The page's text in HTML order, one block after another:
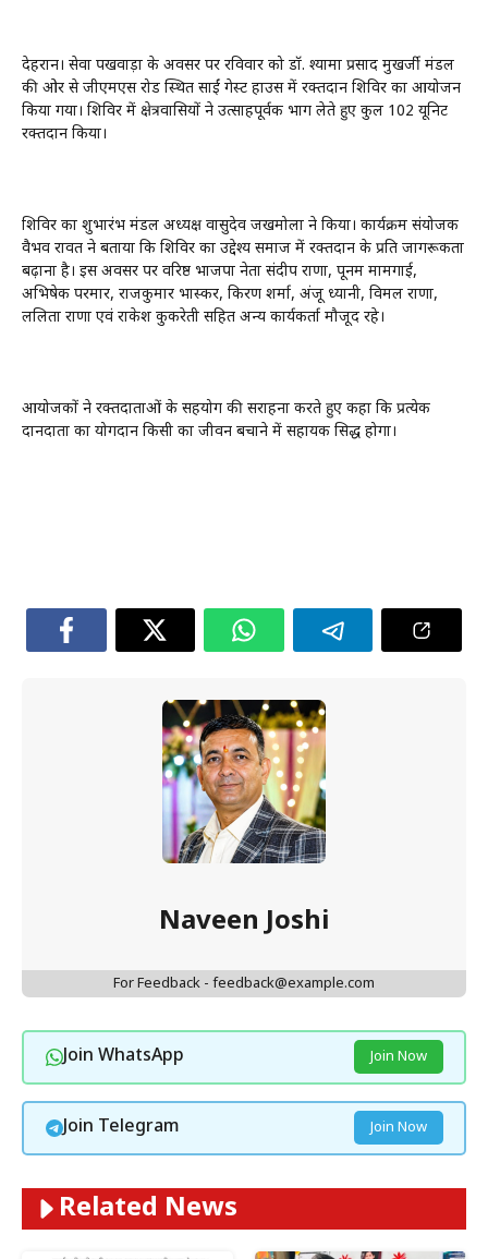
देहरादून। सेवा पखवाड़ा के अवसर पर रविवार को डॉ. श्यामा प्रसाद मुखर्जी मंडल
की ओर से जीएमएस रोड स्थित साईं गेस्ट हाउस में रक्तदान शिविर का आयोजन
किया गया। शिविर में क्षेत्रवासियों ने उत्साहपूर्वक भाग लेते हुए कुल 102 यूनिट
रक्तदान किया।
शिविर का शुभारंभ मंडल अध्यक्ष वासुदेव जखमोला ने किया। कार्यक्रम संयोजक
वैभव रावत ने बताया कि शिविर का उद्देश्य समाज में रक्तदान के प्रति जागरूकता
बढ़ाना है। इस अवसर पर वरिष्ठ भाजपा नेता संदीप राणा, पूनम मामगाई,
अभिषेक परमार, राजकुमार भास्कर, किरण शर्मा, अंजू ध्यानी, विमल राणा,
ललिता राणा एवं राकेश कुकरेती सहित अन्य कार्यकर्ता मौजूद रहे।
आयोजकों ने रक्तदाताओं के सहयोग की सराहना करते हुए कहा कि प्रत्येक
दानदाता का योगदान किसी का जीवन बचाने में सहायक सिद्ध होगा।
Naveen Joshi
For Feedback - feedback@example.com
Join WhatsApp Join Now
Join Telegram Join Now
Related News